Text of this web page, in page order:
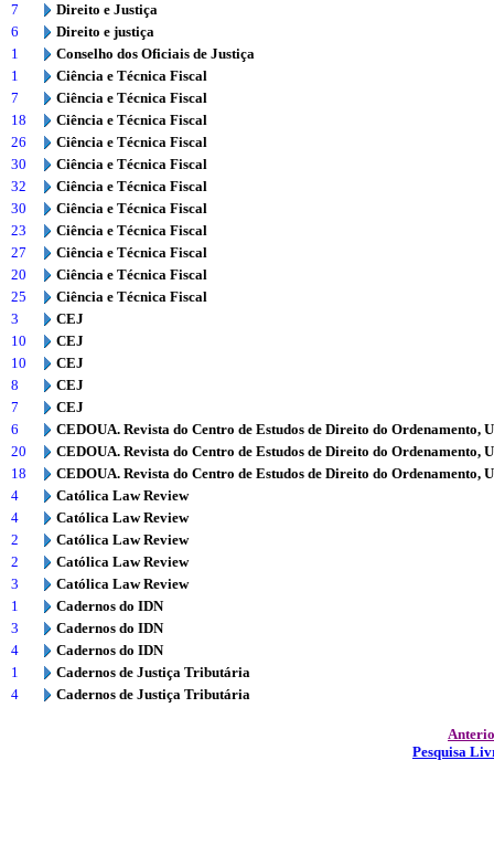
7
Direito e Justiça
6
Direito e justiça
1
Conselho dos Oficiais de Justiça
1
Ciência e Técnica Fiscal
7
Ciência e Técnica Fiscal
18
Ciência e Técnica Fiscal
26
Ciência e Técnica Fiscal
30
Ciência e Técnica Fiscal
32
Ciência e Técnica Fiscal
30
Ciência e Técnica Fiscal
23
Ciência e Técnica Fiscal
27
Ciência e Técnica Fiscal
20
Ciência e Técnica Fiscal
25
Ciência e Técnica Fiscal
3
CEJ
10
CEJ
10
CEJ
8
CEJ
7
CEJ
6
CEDOUA. Revista do Centro de Estudos de Direito do Ordenamento,
20
CEDOUA. Revista do Centro de Estudos de Direito do Ordenamento,
18
CEDOUA. Revista do Centro de Estudos de Direito do Ordenamento,
4
Católica Law Review
4
Católica Law Review
2
Católica Law Review
2
Católica Law Review
3
Católica Law Review
1
Cadernos do IDN
3
Cadernos do IDN
4
Cadernos do IDN
1
Cadernos de Justiça Tributária
4
Cadernos de Justiça Tributária
Pesquisa